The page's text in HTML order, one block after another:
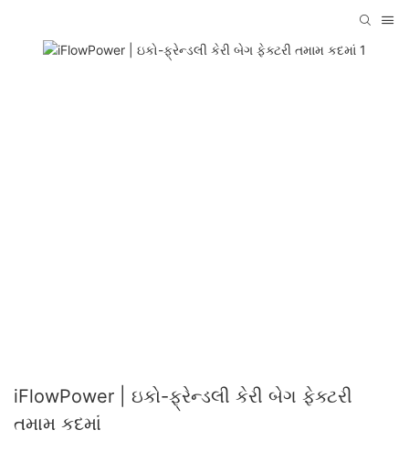
iFlowPower | ઇકો-ફ્રેન્ડલી કેરી બેગ ફેક્ટરી
તમામ કદમાં